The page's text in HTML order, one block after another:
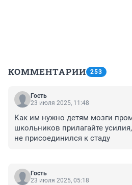
КОММЕНТАРИИ 253
Гость
23 июля 2025, 11:48
Как им нужно детям мозги
школьников прилагайте
не присоединился к стаду
Гость
23 июля 2025, 05:18